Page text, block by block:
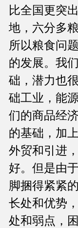
比全国更突
地，六分多
所以粮食问
的发展。我
础，潜力也
础工业，能
们的商品经
的基础，加
外贸和引进
好。但是由
脚捆得紧紧
长处和优势
处和弱点，